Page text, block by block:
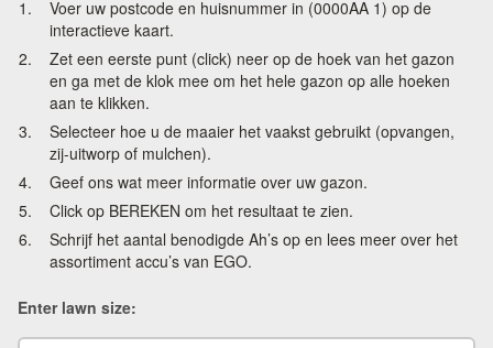
Voer uw postcode en huisnummer in (0000AA 1) op de
interactieve kaart.
Zet een eerste punt (click) neer op de hoek van het gazon
en ga met de klok mee om het hele gazon op alle hoeken
aan te klikken.
Selecteer hoe u de maaier het vaakst gebruikt (opvangen,
zij-uitworp of mulchen).
Geef ons wat meer informatie over uw gazon.
Click op BEREKEN om het resultaat te zien.
Schrijf het aantal benodigde Ah’s op en lees meer over het
assortiment accu’s van EGO.
Enter lawn size: